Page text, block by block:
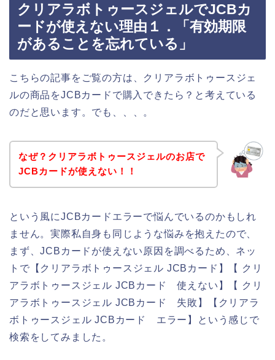
クリアラボトゥースジェルでJCBカ
ードが使えない理由１．「有効期限
があることを忘れている」
こちらの記事をご覧の方は、クリアラボトゥースジェ
ルの商品をJCBカードで購入できたら？と考えている
のだと思います。でも、、、。
なぜ？クリアラボトゥースジェルのお店で
JCBカードが使えない！！
という風にJCBカードエラーで悩んでいるのかもしれ
ません。実際私自身も同じような悩みを抱えたので、
まず、JCBカードが使えない原因を調べるため、ネッ
トで【クリアラボトゥースジェル JCBカード】【 クリ
アラボトゥースジェル JCBカード 使えない】【 クリ
アラボトゥースジェル JCBカード 失敗】【クリアラ
ボトゥースジェル JCBカード エラー】という感じで
検索をしてみました。